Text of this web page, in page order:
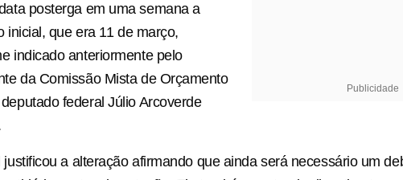
Publicidade
posterga em uma semana a
inicial, que era 11 de março,
indicado anteriormente pelo
da Comissão Mista de Orçamento
federal Júlio Arcoverde
justificou a alteração afirmando que ainda será necessário um